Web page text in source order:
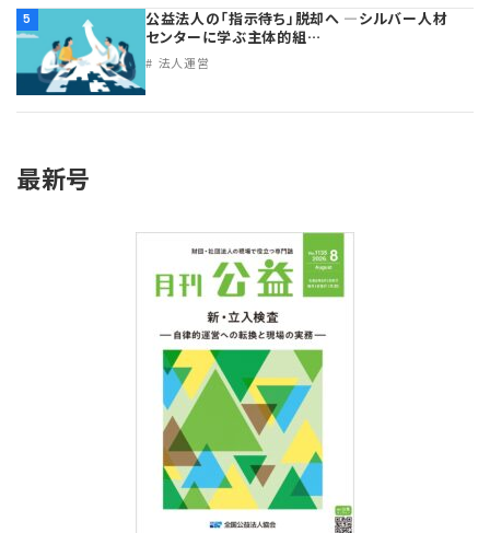
5
公益法人の「指示待ち」脱却へ ―シルバー人材
センターに学ぶ主体的組…
法人運営
最新号